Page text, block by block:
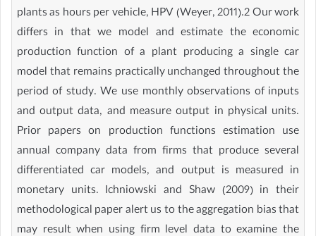
plants as hours per vehicle, HPV (Weyer, 2011).2 Our work
differs in that we model and estimate the economic
production function of a plant producing a single car
model that remains practically unchanged throughout the
period of study. We use monthly observations of inputs
and output data, and measure output in physical units.
Prior papers on production functions estimation use
annual company data from firms that produce several
differentiated car models, and output is measured in
monetary units. Ichniowski and Shaw (2009) in their
methodological paper alert us to the aggregation bias that
may result when using firm level data to examine the